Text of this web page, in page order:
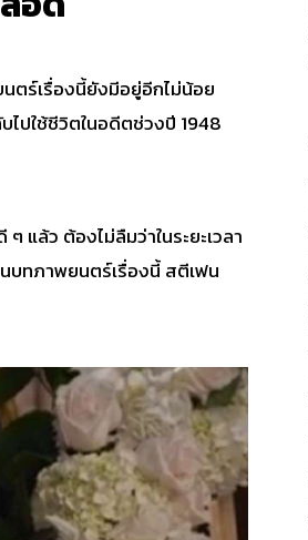
ตร์เรื่องนี้ยังมีอยู่อีกไม่น้อย
ปใช้ชีวิตในอดีตช่วงปี 1948
แล้ว ต้องไม่ลืมว่าในระยะเวลา
บทภาพยนตร์เรื่องนี้ สตีเฟน